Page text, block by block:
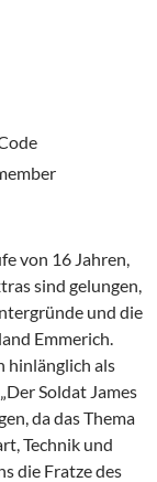
von 16 Jahren,
sind gelungen,
und die
Emmerich.
hinlänglich als
Soldat James
da das Thema
Technik und
die Fratze des